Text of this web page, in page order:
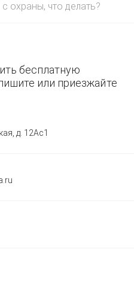
охраны, что делать?
бесплатную
или приезжайте
д. 12Ас1